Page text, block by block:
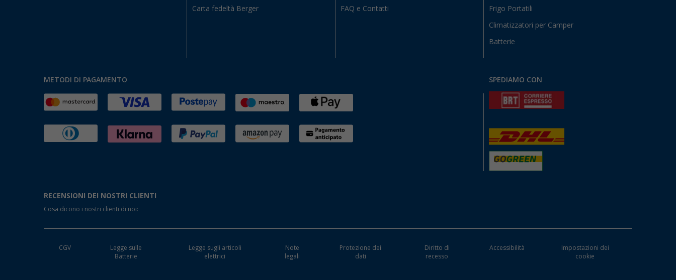
Carta fedeltà Berger FAQ e Contatti Frigo Portatili
Climatizzatori per Camper
Batterie
METODI DI PAGAMENTO SPEDIAMO CON
RECENSIONI DEI NOSTRI CLIENTI
Cosa dicono i nostri clienti di noi:
CGV
Legge sulle
Batterie
Legge sugli articoli
elettrici
Note
legali
Protezione dei
dati
Diritto di
recesso
Accessibilità
Impostazioni dei
cookie